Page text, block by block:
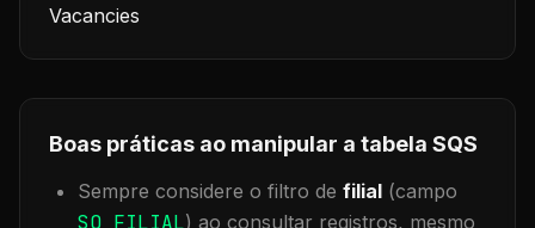
Vacancies
Boas práticas ao manipular a tabela SQS
Sempre considere o filtro de filial (campo
SQ_FILIAL) ao consultar registros, mesmo